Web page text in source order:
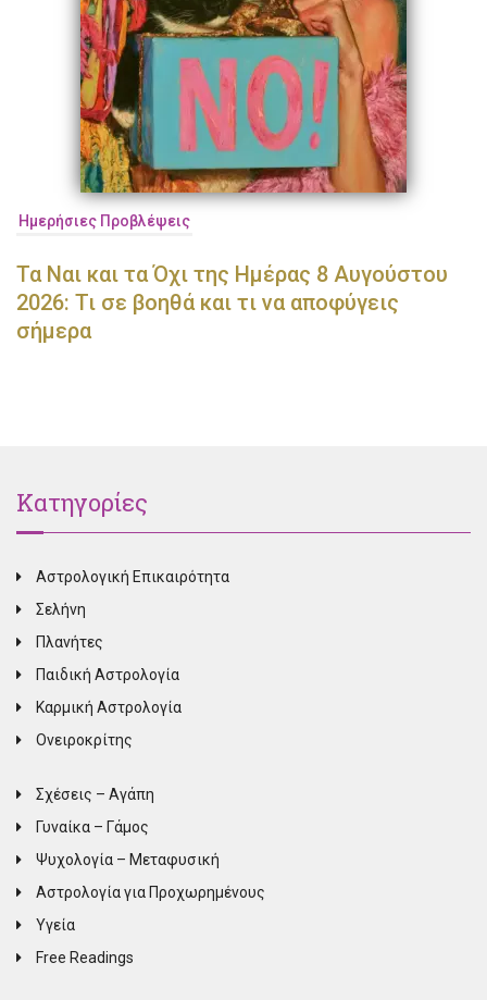
Ημερήσιες Προβλέψεις
Τα Ναι και τα Όχι της Ημέρας 8 Αυγούστου
2026: Τι σε βοηθά και τι να αποφύγεις
σήμερα
Κατηγορίες
Αστρολογική Επικαιρότητα
Σελήνη
Πλανήτες
Παιδική Αστρολογία
Καρμική Αστρολογία
Ονειροκρίτης
Σχέσεις – Αγάπη
Γυναίκα – Γάμος
Ψυχολογία – Μεταφυσική
Αστρολογία για Προχωρημένους
Υγεία
Free Readings